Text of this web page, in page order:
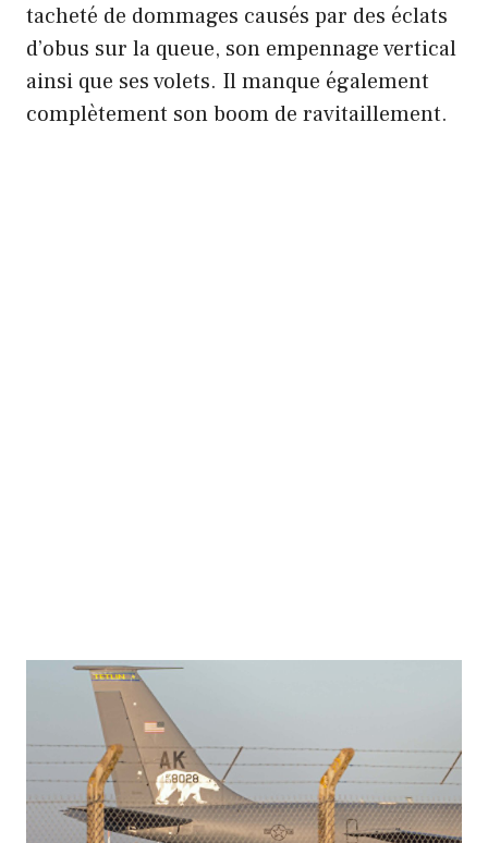
tacheté de dommages causés par des éclats
d’obus sur la queue, son empennage vertical
ainsi que ses volets. Il manque également
complètement son boom de ravitaillement.